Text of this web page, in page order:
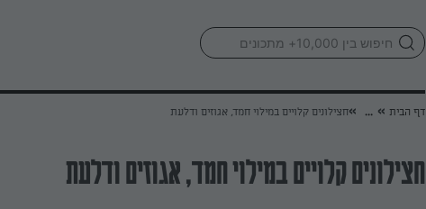
דף הבית »
...
»חצילונים קלויים במילוי חמד, אגוזים ודלעת
חצילונים קלויים במילוי חמד, אגוזים ודלעת